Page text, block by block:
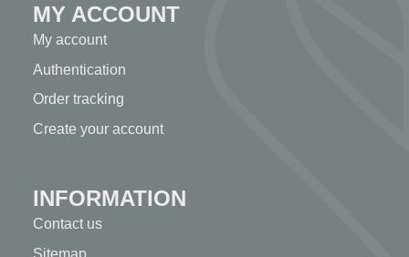
MY ACCOUNT
My account
Authentication
Order tracking
Create your account
INFORMATION
Contact us
Sitemap